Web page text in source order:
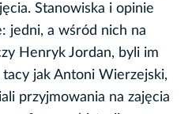
Stanowiska i opinie
jedni, a wśród nich na
Henryk Jordan, byli im
jak Antoni Wierzejski,
przyjmowania na zajęcia